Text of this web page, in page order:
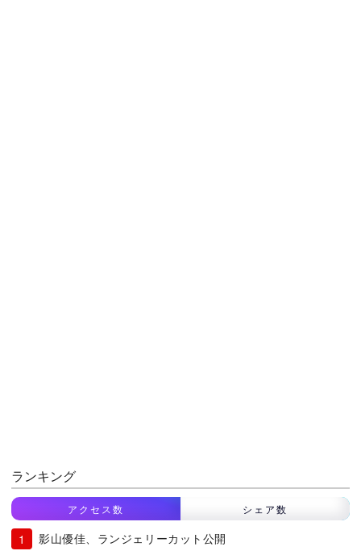
ランキング
アクセス数 シェア数
影山優佳、ランジェリーカット公開